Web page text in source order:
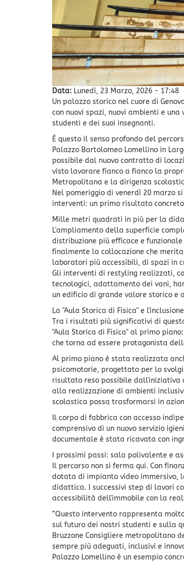
Data: Lunedì, 23 Marzo, 2026 - 17:48
Un palazzo storico nel cuore di
con nuovi spazi, nuovi ambienti e
studenti e dei suoi insegnanti.
È questo il senso profondo del
Palazzo Bartolomeo Lomellino in
possibile dal nuovo contratto di
visto lavorare fianco a fianco la
Metropolitana e la dirigenza
Nel pomeriggio di venerdì 20 marzo
interventi: un primo risultato
Mille metri quadrati in più per la
L'ampliamento della superficie
distribuzione più efficace e
finalmente la collocazione che
laboratori più accessibili, di spazi in
Gli interventi di restyling realizzati,
tecnologici, adattamento dei vani,
un edificio di grande valore storico e
La "Aula Storica di Fisica" e
Tra i risultati più significativi di
"Aula Storica di Fisica" al primo
che torna ad essere protagonista
Al primo piano è stata realizzata
psicomotorie, progettato per lo
risultato reso possibile dall'iniziativa
alla realizzazione di ambienti
scolastica possa trasformarsi in
Il corpo di fabbrica con accesso
comprensivo di un nuovo servizio
documentale è stata ricavata con
I prossimi passi: sala polivalente e
Il percorso non si ferma qui. Con
dotata di impianto video immersivo,
didattica. I successivi step di lavori
accessibilità dell'immobile con la
“Questo intervento rappresenta
sul futuro dei nostri studenti e sulla
Bruzzone Consigliere metropolitano
sempre più adeguati, inclusivi e
Palazzo Lomellino è un esempio